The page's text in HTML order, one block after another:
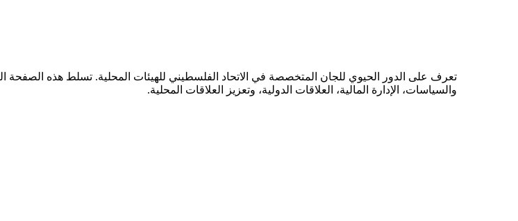
تعرف على الدور الحيوي للجان المتخصصة في الاتحاد الفلسطيني للهيئات المحلية. تسلط هذه الصفحة
والسياسات، الإدارة المالية، العلاقات الدولية، وتعزيز العلاقات المحلية.